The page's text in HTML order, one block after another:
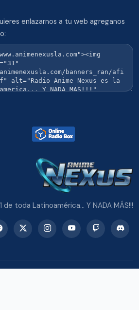
enlazarnos a tu web agreganos
de toda Latinoamérica... Y NADA MÁS!!!